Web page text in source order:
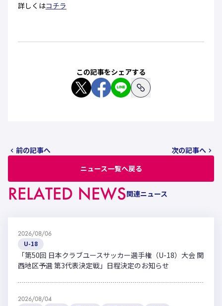
詳しくはコチラ
この記事をシェアする
前の記事へ
ニュース一覧へ戻る
次の記事へ
RELATED NEWS関連ニュース
2026/08/06
U-18
「第50回 日本クラブユースサッカー選手権（U-18）大会 関
西地区予選 第3代表決定戦」日程決定のお知らせ
2026/08/04